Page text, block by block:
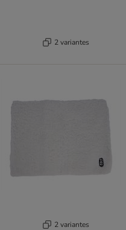
2 variantes
2 variantes